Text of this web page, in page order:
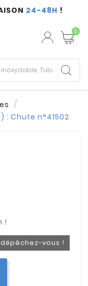
24-48H !
0
: Chute n°41502
vous !